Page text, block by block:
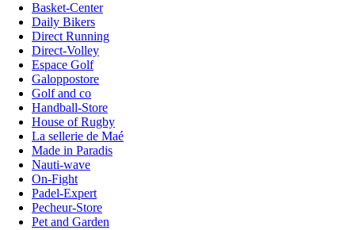
Basket-Center
Daily Bikers
Direct Running
Direct-Volley
Espace Golf
Galoppostore
Golf and co
Handball-Store
House of Rugby
La sellerie de Maé
Made in Paradis
Nauti-wave
On-Fight
Padel-Expert
Pecheur-Store
Pet and Garden